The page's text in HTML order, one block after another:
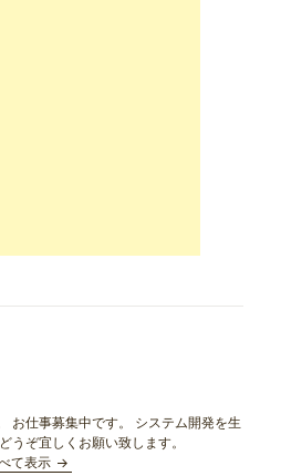
お仕事募集中です。 システム開発を生
うぞ宜しくお願い致します。
て表示